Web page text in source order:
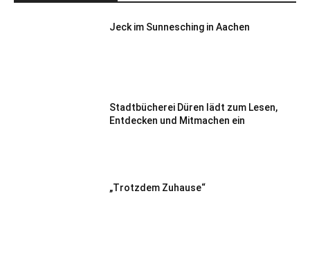
Jeck im Sunnesching in Aachen
Stadtbücherei Düren lädt zum Lesen,
Entdecken und Mitmachen ein
„Trotzdem Zuhause“